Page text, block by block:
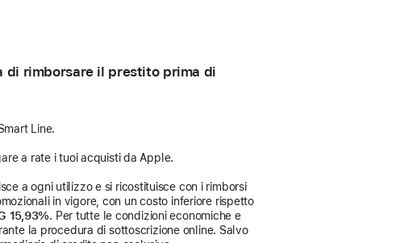
di rimborsare il prestito prima di
Line.
a rate i tuoi acquisti da Apple.
a ogni utilizzo e si ricostituisce con i rimborsi
in vigore, con un costo inferiore rispetto
15,93%. Per tutte le condizioni economiche e
la procedura di sottoscrizione online. Salvo